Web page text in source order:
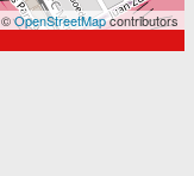
OpenStreetMapcontributors